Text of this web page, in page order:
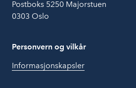
Postboks 5250 Majorstuen
0303 Oslo
Personvern og vilkår
Informasjonskapsler